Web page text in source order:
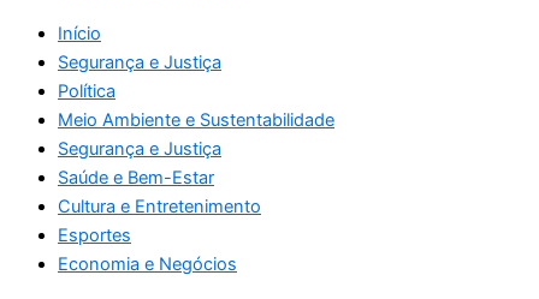
Início
Segurança e Justiça
Política
Meio Ambiente e Sustentabilidade
Segurança e Justiça
Saúde e Bem-Estar
Cultura e Entretenimento
Esportes
Economia e Negócios